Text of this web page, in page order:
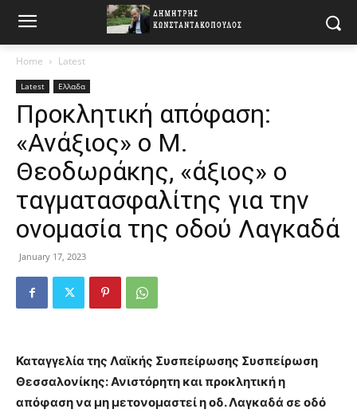
Home Latest
Latest Ελλαδα
Προκλητική απόφαση:
«Ανάξιος» ο Μ.
Θεοδωράκης, «άξιος» ο
ταγματασφαλίτης για την
ονομασία της οδού Λαγκαδά
January 17, 2023
Καταγγελία της Λαϊκής Συσπείρωσης Συσπείρωση
Θεσσαλονίκης: Ανιστόρητη και προκλητική η
απόφαση να μη μετονομαστεί η οδ. Λαγκαδά σε οδό